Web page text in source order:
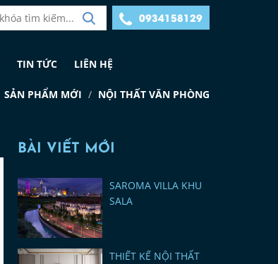
0934158129
TIN TỨC LIÊN HỆ
SẢN PHẨM MỚI NỘI THẤT VĂN PHÒNG
BÀI VIẾT MỚI
SAROMA VILLA KHU
SALA
THIẾT KẾ NỘI THẤT